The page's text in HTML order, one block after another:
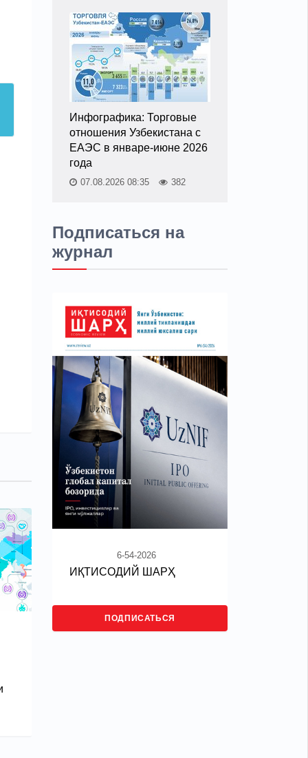
Инфографика: Торговые
отношения Узбекистана с
ЕАЭС в январе-июне 2026
года
07.08.2026 08:35 382
Подписаться на
журнал
6-54-2026
ИҚТИСОДИЙ ШАРҲ
ПОДПИСАТЬСЯ